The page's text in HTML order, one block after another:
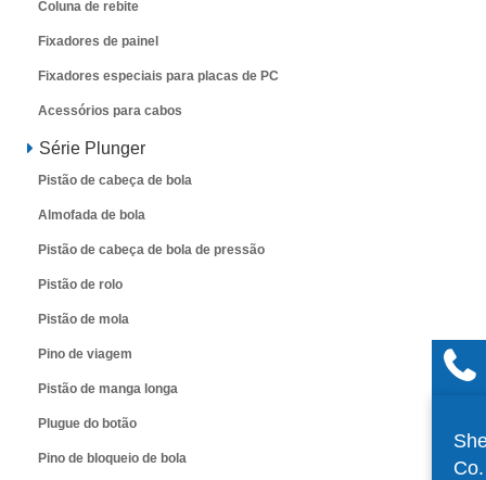
Coluna de rebite
Fixadores de painel
Fixadores especiais para placas de PC
Acessórios para cabos
Série Plunger
Pistão de cabeça de bola
Almofada de bola
Pistão de cabeça de bola de pressão
Pistão de rolo
Pistão de mola
Pino de viagem
Pistão de manga longa
Plugue do botão
Pino de bloqueio de bola